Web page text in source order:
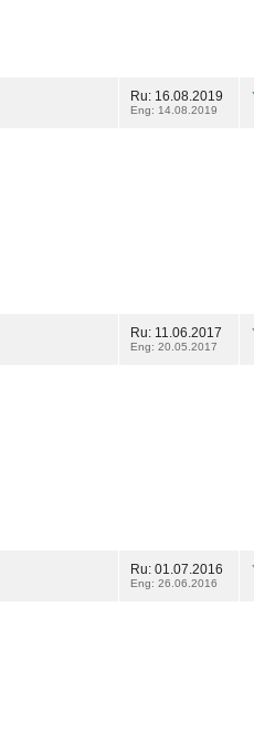
Ru: 16.08.2019
Eng: 14.08.2019
Ru: 11.06.2017
Eng: 20.05.2017
Ru: 01.07.2016
Eng: 26.06.2016